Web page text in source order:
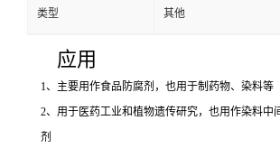
类型 其他
应用
1、主要用作食品防腐剂，也用于制药物、染料等
2、用于医药工业和植物遗传研究，也用作染料中
剂